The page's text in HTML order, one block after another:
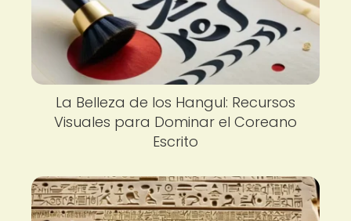
La Belleza de los Hangul: Recursos
Visuales para Dominar el Coreano
Escrito